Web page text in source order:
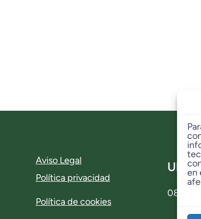
en
Aviso Legal
Política privacidad
Política de cookies
08310